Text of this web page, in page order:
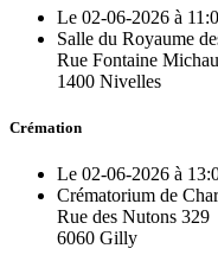
Le 02-06-2026 à
Salle du Royaume
Rue Fontaine
1400 Nivelles
Crémation
Le 02-06-2026 à
Crématorium de
Rue des Nutons 329
6060 Gilly